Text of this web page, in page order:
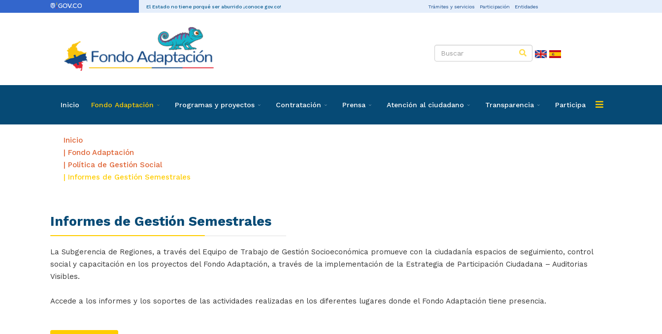
El Estado no tiene porqué ser aburrido ¡conoce gov.co! Trámites y servicios Participación Entidades
Inicio Fondo Adaptación Programas y proyectos Contratación Prensa Atención al ciudadano Transparencia Participa
Inicio
| Fondo Adaptación
| Política de Gestión Social
| Informes de Gestión Semestrales
Informes de Gestión Semestrales
La Subgerencia de Regiones, a través del Equipo de Trabajo de Gestión Socioeconómica promueve con la ciudadanía espacios de seguimiento, control
social y capacitación en los proyectos del Fondo Adaptación, a través de la implementación de la Estrategia de Participación Ciudadana – Auditorias
Visibles.
Accede a los informes y los soportes de las actividades realizadas en los diferentes lugares donde el Fondo Adaptación tiene presencia.